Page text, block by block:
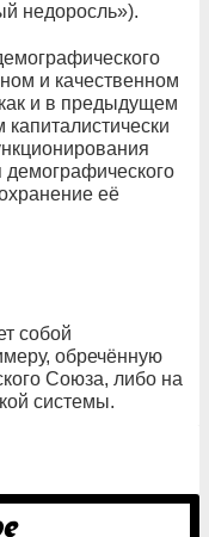
недоросль»).
и качественном
и в предыдущем
демографического
её
собой
обречённую
Союза, либо на
системы.